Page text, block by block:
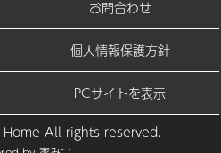
お問合わせ
個人情報保護方針
PCサイトを表示
All rights reserved.